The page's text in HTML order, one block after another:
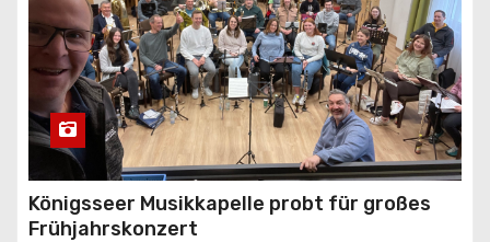
Königsseer Musikkapelle probt für großes
Frühjahrskonzert